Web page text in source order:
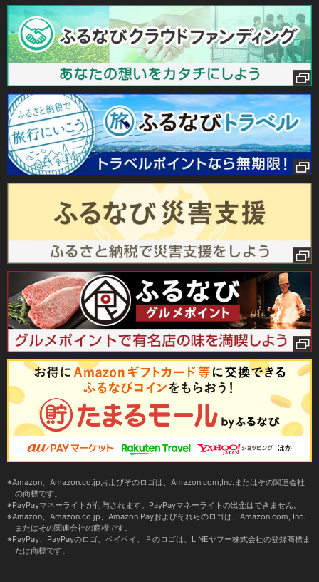
Amazon、Amazon.co.jpおよびそのロゴは、Amazon.com,Inc.またはその関連会社
の商標です。
PayPayマネーライトが付与されます。PayPayマネーライトの出金はできません。
Amazon、Amazon.co.jp、Amazon Payおよびそれらのロゴは、Amazon.com, Inc.
またはその関連会社の商標です。
PayPay、PayPayのロゴ、ペイペイ、Ｐのロゴは、LINEヤフー株式会社の登録商標ま
たは商標です。